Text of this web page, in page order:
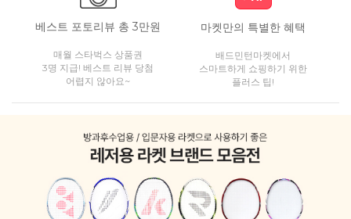
베스트 포토리뷰 총 3만원
매월 스타벅스 상품권
3명 지급! 베스트 리뷰 당첨
어렵지 않아요~
마켓만의 특별한 혜택
배드민턴마켓에서
스마트하게 쇼핑하기 위한
플러스 팁!